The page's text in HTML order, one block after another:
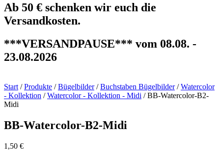
Ab 50 € schenken wir euch die
Versandkosten.
***VERSANDPAUSE*** vom 08.08. -
23.08.2026
Start /Produkte /Bügelbilder/Buchstaben Bügelbilder/Watercolor
- Kollektion /Watercolor - Kollektion - Midi / BB-Watercolor-B2-
Midi
BB-Watercolor-B2-Midi
1,50 €